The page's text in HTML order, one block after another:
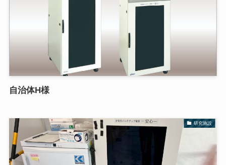
自治体H様
研究施設